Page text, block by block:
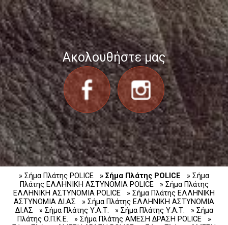
Ακολουθήστε μας
» Σήμα Πλάτης POLICE » Σήμα Πλάτης POLICE
» Σήμα
Πλάτης ΕΛΛΗΝΙΚΗ ΑΣΤΥΝΟΜΙΑ POLICE
» Σήμα Πλάτης
ΕΛΛΗΝΙΚΗ ΑΣΤΥΝΟΜΙΑ POLICE
» Σήμα Πλάτης ΕΛΛΗΝΙΚΗ
ΑΣΤΥΝΟΜΙΑ ΔΙ.ΑΣ
» Σήμα Πλάτης ΕΛΛΗΝΙΚΗ ΑΣΤΥΝΟΜΙΑ
ΔΙ.ΑΣ
» Σήμα Πλάτης Υ.Α.Τ. » Σήμα Πλάτης Υ.Α.Τ.
» Σήμα
Πλάτης Ο.Π.Κ.Ε.
» Σήμα Πλάτης ΑΜΕΣΗ ΔΡΑΣΗ POLICE
»